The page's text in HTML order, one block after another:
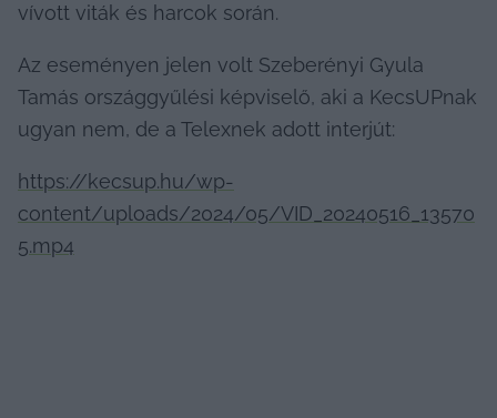
vívott viták és harcok során.
Az eseményen jelen volt Szeberényi Gyula
Tamás országgyűlési képviselő, aki a KecsUPnak
ugyan nem, de a Telexnek adott interjút:
https://kecsup.hu/wp-
content/uploads/2024/05/VID_20240516_13570
5.mp4